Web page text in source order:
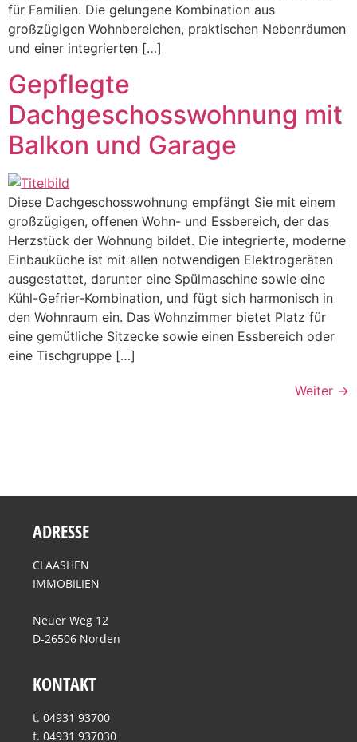
für Familien. Die gelungene Kombination aus
großzügigen Wohnbereichen, praktischen Nebenräumen
und einer integrierten […]
Gepflegte
Dachgeschosswohnung mit
Balkon und Garage
Diese Dachgeschosswohnung empfängt Sie mit einem
großzügigen, offenen Wohn- und Essbereich, der das
Herzstück der Wohnung bildet. Die integrierte, moderne
Einbauküche ist mit allen notwendigen Elektrogeräten
ausgestattet, darunter eine Spülmaschine sowie eine
Kühl-Gefrier-Kombination, und fügt sich harmonisch in
den Wohnraum ein. Das Wohnzimmer bietet Platz für
eine gemütliche Sitzecke sowie einen Essbereich oder
eine Tischgruppe […]
Weiter →
ADRESSE
CLAASHEN
IMMOBILIEN
Neuer Weg 12
D-26506 Norden
KONTAKT
t. 04931 93700
f. 04931 937030